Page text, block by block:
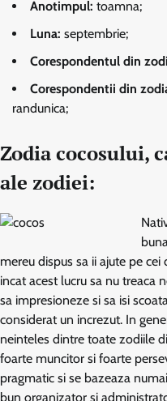
Anotimpul: toamna;
Luna: septembrie;
Corespondentul din
Corespondentii din
randunica;
Zodia cocosului,
ale zodiei:
mereu dispus sa ii ajute pe cei
incat acest lucru sa nu treaca
sa impresioneze si sa isi
considerat un increzut. In
neinteles dintre toate zodiile
foarte muncitor si foarte
pragmatic si se bazeaza
bun organizator si